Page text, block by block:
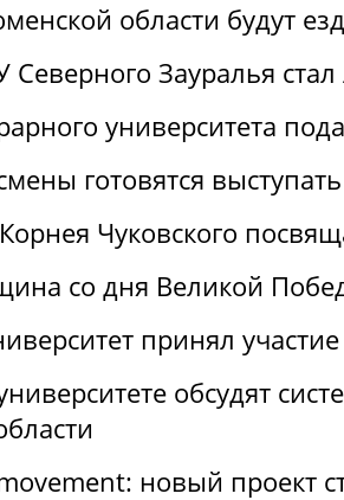
области будут
Северного Зауралья
университета
готовятся
Чуковского
со дня Великой
принял
обсудят
новый проект